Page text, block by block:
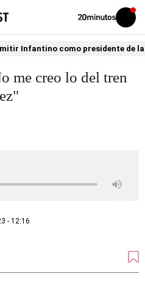
Volver
Iniciar
sesión
Infantino como presidente de
me creo lo del tren
- 12:16